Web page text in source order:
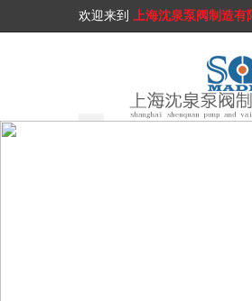
欢迎来到 上海沈泉泵阀制造有